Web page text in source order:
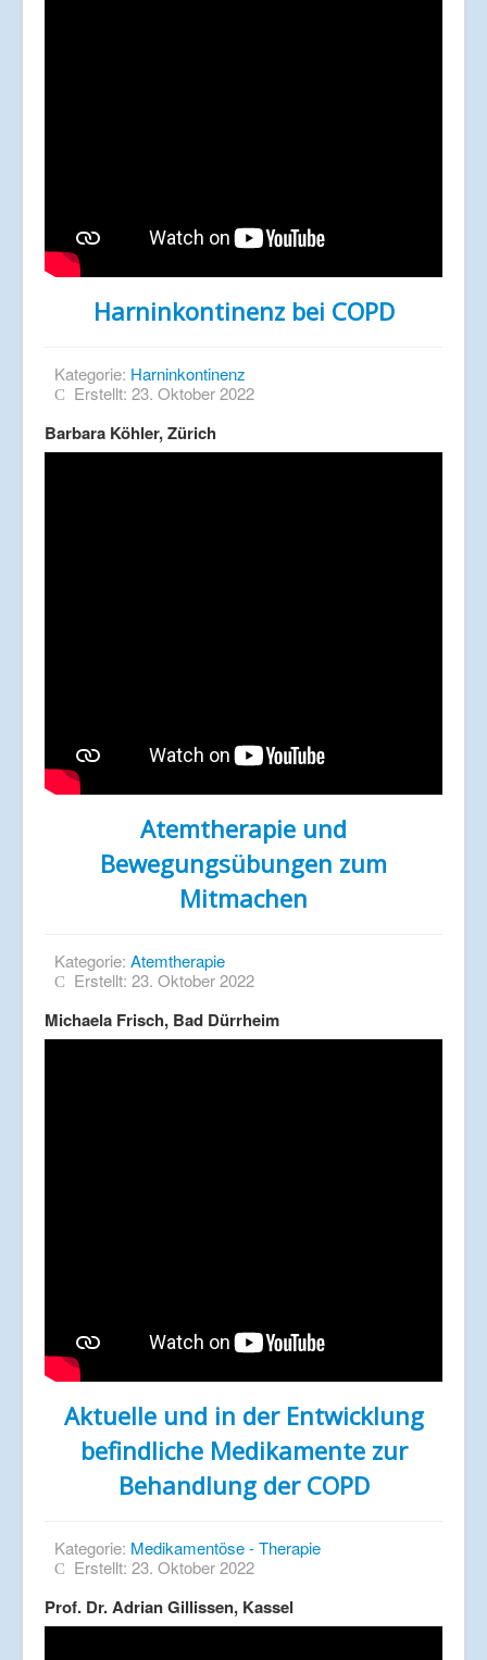
Harninkontinenz bei COPD
Kategorie: Harninkontinenz
Erstellt: 23. Oktober 2022
Barbara Köhler, Zürich
Atemtherapie und
Bewegungsübungen zum
Mitmachen
Kategorie: Atemtherapie
Erstellt: 23. Oktober 2022
Michaela Frisch, Bad Dürrheim
Aktuelle und in der Entwicklung
befindliche Medikamente zur
Behandlung der COPD
Kategorie: Medikamentöse - Therapie
Erstellt: 23. Oktober 2022
Prof. Dr. Adrian Gillissen, Kassel